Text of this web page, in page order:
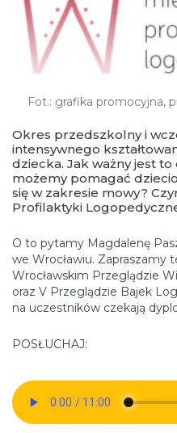
Fot.: grafika promocyjna,
Okres przedszkolny i
intensywnego
dziecka. Jak ważny jest
możemy pomagać
się w zakresie mowy?
Profilaktyki
O to pytamy Magdalenę
we Wrocławiu. Zapraszamy
Wrocławskim Przeglądzie
oraz V Przeglądzie Bajek
na uczestników czekają
POSŁUCHAJ: